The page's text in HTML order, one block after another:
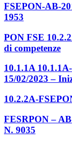
FSEPON-AB-
1953
PON FSE
di competenze
10.1.1A
15/02/2023 –
10.2.2A-
FESRPON –
N. 9035